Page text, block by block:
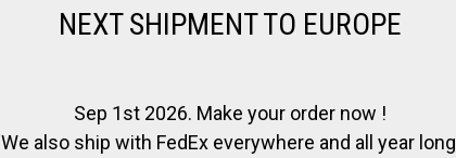
AGOTADONEXT SHIPMENT TO EUROPE
Sep 1st 2026. Make your order now !
We also ship with FedEx everywhere and all year long.